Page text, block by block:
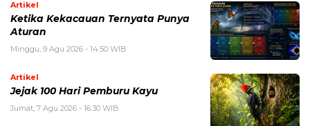
Artikel
Ketika Kekacauan Ternyata Punya
Aturan
Minggu, 9 Agu 2026 - 14:50 WIB
Artikel
Jejak 100 Hari Pemburu Kayu
Jumat, 7 Agu 2026 - 16:30 WIB